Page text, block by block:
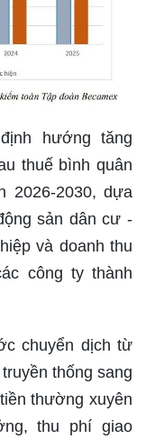
hướng tăng
thuế bình quân
2026-2030, dựa
sản dân cư -
và doanh thu
công ty thành
chuyển dịch từ
thống sang
thường xuyên
thu phí giao